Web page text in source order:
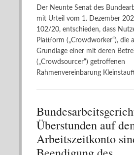
Der Neunte Senat des
mit Urteil vom 1. Dezember
102/20, entschieden, dass
Plattform („Crowdworker“), die
Grundlage einer mit deren
(„Crowdsourcer“) getroffenen
Rahmenvereinbarung
Überstunden auf
Arbeitszeitkonto